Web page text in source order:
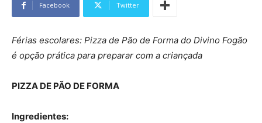
Facebook Twitter
Férias escolares: Pizza de Pão de Forma do Divino Fogão
é opção prática para preparar com a criançada
PIZZA DE PÃO DE FORMA
Ingredientes: